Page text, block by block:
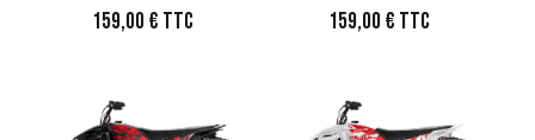
159,00€ TTC 159,00€ TTC